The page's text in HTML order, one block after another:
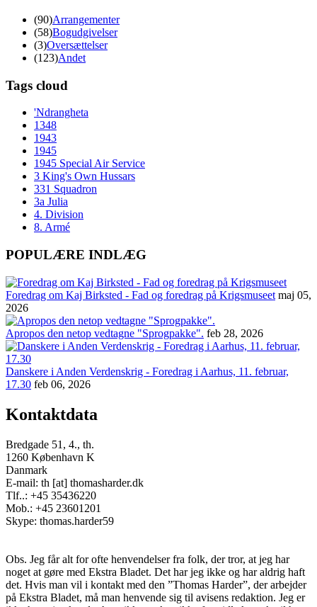
(90)Arrangementer
(58)Bogudgivelser
(3)Oversættelser
(123)Andet
Tags cloud
'Ndrangheta
1348
1943
1945
1945 Special Air Service
3 King's Own Hussars
331 Squadron
3a Julia
4. Division
8. Armé
POPULÆRE INDLÆG
Foredrag om Kaj Birksted - Fad og foredrag på Krigsmuseet maj 05,
2026
Apropos den netop vedtagne "Sprogpakke". feb 28, 2026
Danskere i Anden Verdenskrig - Foredrag i Aarhus, 11. februar,
17.30 feb 06, 2026
Kontaktdata
Bredgade 51, 4., th.
1260 København K
Danmark
E-mail: th [at] thomasharder.dk
Tlf..: +45 35436220
Mob.: +45 23601201
Skype: thomas.harder59
Obs. Jeg får alt for ofte henvendelser fra folk, der tror, at jeg har
noget at gøre med Ekstra Bladet. Det har jeg ikke og har aldrig haft
det. Hvis man vil i kontakt med den ”Thomas Harder”, der arbejder
på Ekstra Bladet, må man henvende sig til avisens redaktion. Jeg er